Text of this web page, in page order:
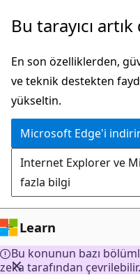
Ana
atla
Bu tarayıcı
En son özelliklerden,
ve teknik destekten
yükseltin.
Microsoft Edge'i
Internet Explorer ve
fazla bilgi
Learn
Bu konunun bazı
zeka tarafından çevrilebilir.